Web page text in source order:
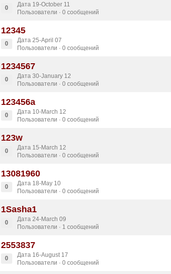
0
Дата 19-October 11
Пользователи · 0 сообщений
12345
0
Дата 25-April 07
Пользователи · 0 сообщений
1234567
0
Дата 30-January 12
Пользователи · 0 сообщений
123456a
0
Дата 10-March 12
Пользователи · 0 сообщений
123w
0
Дата 15-March 12
Пользователи · 0 сообщений
13081960
0
Дата 18-May 10
Пользователи · 0 сообщений
1Sasha1
0
Дата 24-March 09
Пользователи · 1 сообщений
2553837
0
Дата 16-August 17
Пользователи · 0 сообщений